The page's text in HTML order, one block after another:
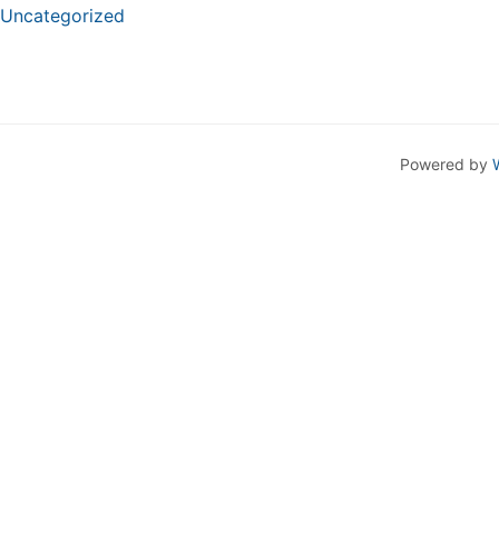
Uncategorized
Powered by